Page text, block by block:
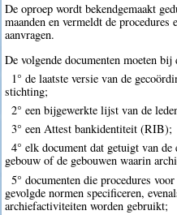
De oproep wordt bekendgemaakt
maanden en vermeldt de
aanvragen.
De volgende documenten moeten bij
1° de laatste versie van de
stichting;
2° een bijgewerkte lijst van de
3° een Attest bankidentiteit (RIB);
4° elk document dat getuigt van
gebouw of de gebouwen waarin
5° documenten die procedures
gevolgde normen specificeren,
archiefactiviteiten worden gebruikt;